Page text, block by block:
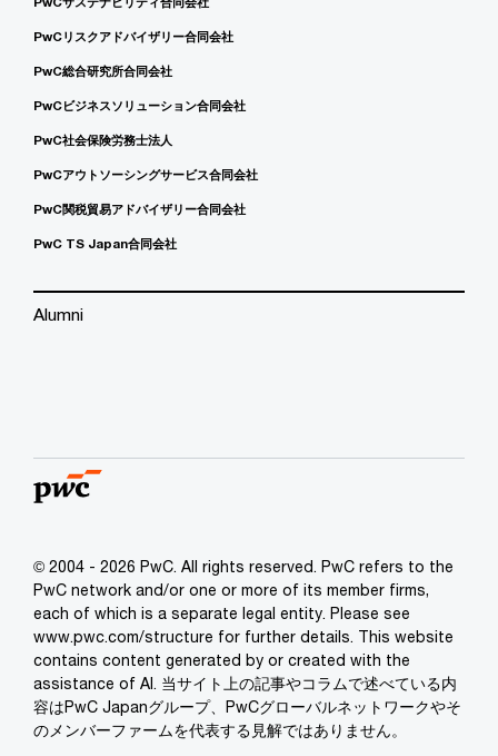
PwCリスクアドバイザリー合同会社
PwC総合研究所合同会社
PwCビジネスソリューション合同会社
PwC社会保険労務士法人
PwCアウトソーシングサービス合同会社
PwC関税貿易アドバイザリー合同会社
PwC TS Japan合同会社
Alumni
© 2004 - 2026 PwC. All rights reserved. PwC refers to the
PwC network and/or one or more of its member firms,
each of which is a separate legal entity. Please see
www.pwc.com/structure for further details. This website
contains content generated by or created with the
assistance of AI. 当サイト上の記事やコラムで述べている内
容はPwC Japanグループ、PwCグローバルネットワークやそ
のメンバーファームを代表する見解ではありません。